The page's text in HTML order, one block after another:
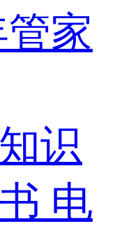
家
识
电